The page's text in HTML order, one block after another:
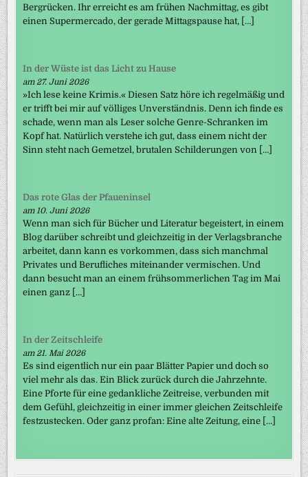
Bergrücken. Ihr erreicht es am frühen Nachmittag, es gibt
einen Supermercado, der gerade Mittagspause hat, […]
In der Wüste ist das Licht zu Hause
am 27. Juni 2026
»Ich lese keine Krimis.« Diesen Satz höre ich regelmäßig und
er trifft bei mir auf völliges Unverständnis. Denn ich finde es
schade, wenn man als Leser solche Genre-Schranken im
Kopf hat. Natürlich verstehe ich gut, dass einem nicht der
Sinn steht nach Gemetzel, brutalen Schilderungen von […]
Das rote Glas der Pfaueninsel
am 10. Juni 2026
Wenn man sich für Bücher und Literatur begeistert, in einem
Blog darüber schreibt und gleichzeitig in der Verlagsbranche
arbeitet, dann kann es vorkommen, dass sich manchmal
Privates und Berufliches miteinander vermischen. Und
dann besucht man an einem frühsommerlichen Tag im Mai
einen ganz […]
In der Zeitschleife
am 21. Mai 2026
Es sind eigentlich nur ein paar Blätter Papier und doch so
viel mehr als das. Ein Blick zurück durch die Jahrzehnte.
Eine Pforte für eine gedankliche Zeitreise, verbunden mit
dem Gefühl, gleichzeitig in einer immer gleichen Zeitschleife
festzustecken. Oder ganz profan: Eine alte Zeitung, eine […]